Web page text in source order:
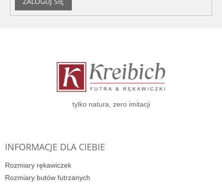
tylko natura, zero imitacji
INFORMACJE DLA CIEBIE
Rozmiary rękawiczek
Rozmiary butów futrzanych